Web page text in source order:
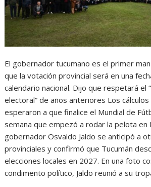
El gobernador tucumano es el primer
que la votación provincial será en una
calendario nacional. Dijo que respetará el
electoral” de años anteriores Los
esperaron a que finalice el Mundial de
semana que empezó a rodar la pelota en
gobernador Osvaldo Jaldo se anticipó a
provinciales y confirmó que Tucumán
elecciones locales en 2027. En una foto
condimento político, Jaldo reunió a su